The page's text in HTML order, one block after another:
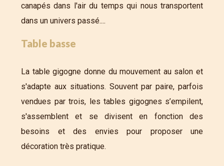
canapés dans l'air du temps qui nous transportent
dans un univers passé....
Table basse
La table gigogne donne du mouvement au salon et
s'adapte aux situations. Souvent par paire, parfois
vendues par trois, les tables gigognes s’empilent,
s'assemblent et se divisent en fonction des
besoins et des envies pour proposer une
décoration très pratique.